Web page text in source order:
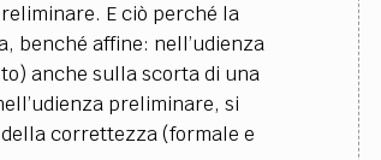
E ciò perché la
benché affine: nell’udienza
anche sulla scorta di una
preliminare, si
correttezza (formale e